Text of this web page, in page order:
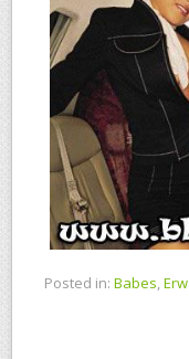
Posted in: Babes,